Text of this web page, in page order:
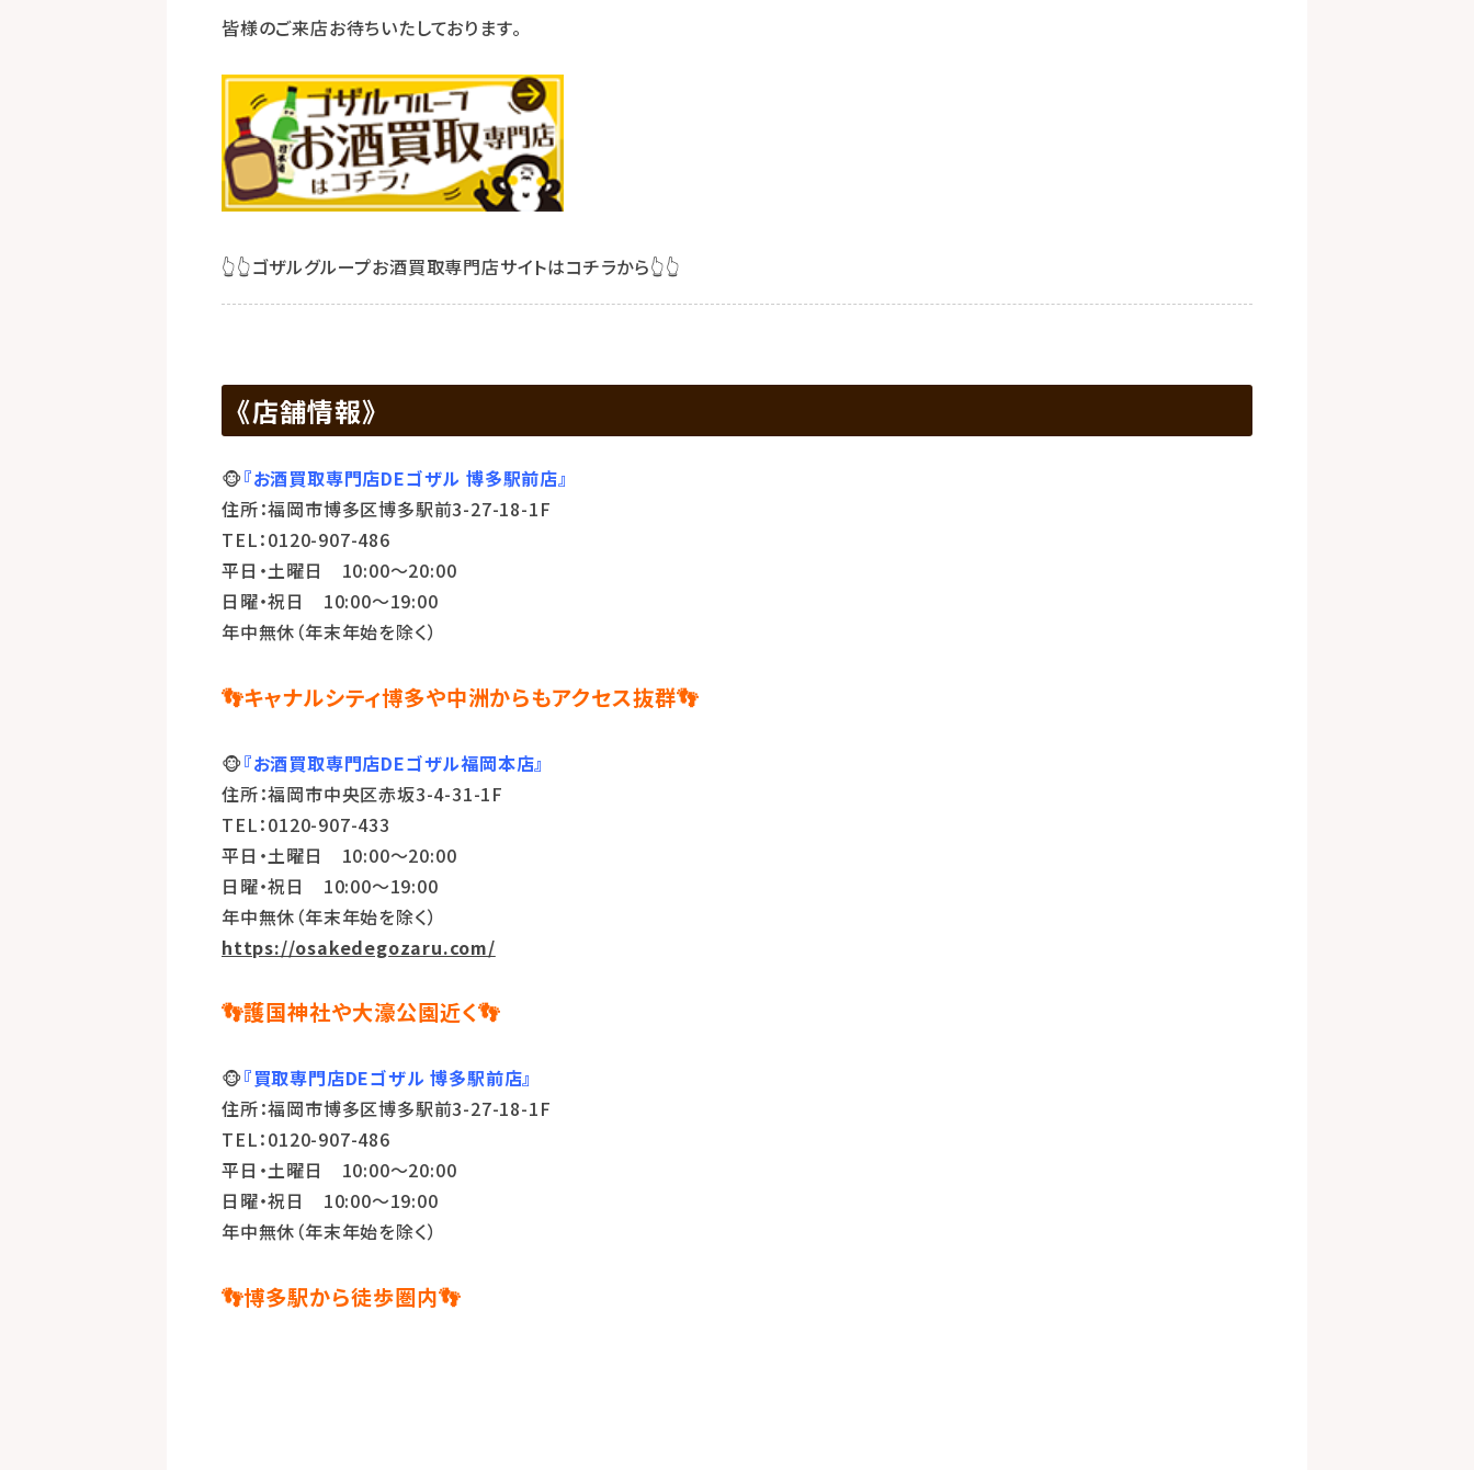
皆様のご来店お待ちいたしております。
👆👆ゴザルグループお酒買取専門店サイトはコチラから👆👆
《店舗情報》
🐵『お酒買取専門店DEゴザル 博多駅前店』
住所：福岡市博多区博多駅前3-27-18-1F
TEL：0120-907-486
平日・土曜日 10:00～20:00
日曜・祝日 10:00～19:00
年中無休（年末年始を除く）
👣キャナルシティ博多や中洲からもアクセス抜群👣
🐵『お酒買取専門店DEゴザル福岡本店』
住所：福岡市中央区赤坂3-4-31-1F
TEL：0120-907-433
平日・土曜日 10:00～20:00
日曜・祝日 10:00～19:00
年中無休（年末年始を除く）
https://osakedegozaru.com/
👣護国神社や大濠公園近く👣
🐵『買取専門店DEゴザル 博多駅前店』
住所：福岡市博多区博多駅前3-27-18-1F
TEL：0120-907-486
平日・土曜日 10:00～20:00
日曜・祝日 10:00～19:00
年中無休（年末年始を除く）
👣博多駅から徒歩圏内👣